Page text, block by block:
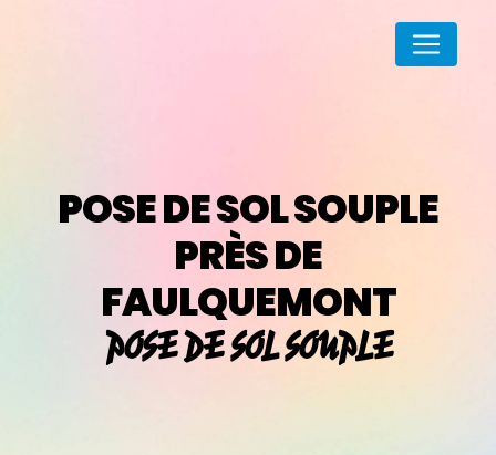
POSE DE SOL SOUPLE
PRÈS DE
FAULQUEMONT
POSE DE SOL SOUPLE